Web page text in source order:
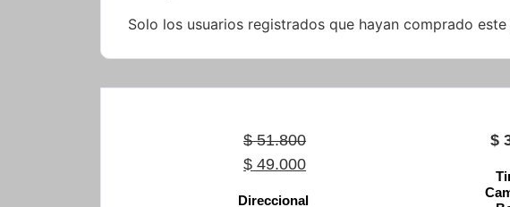
Solo los usuarios registrados que hayan comprado
$51.800
$ 49.000
Direccional
$